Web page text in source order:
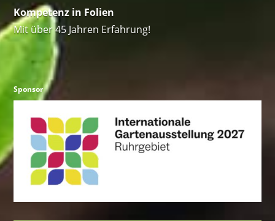
Kompetenz in Folien
Mit über 45 Jahren Erfahrung!
Sponsor